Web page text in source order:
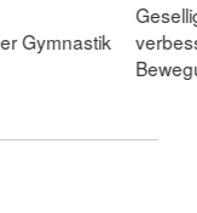
Gymnastik